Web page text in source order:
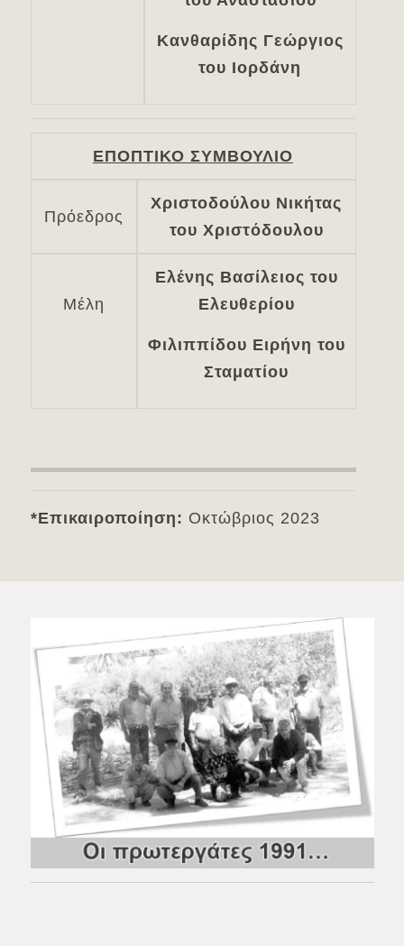
Κανθαρίδης Γεώργιος
του Ιορδάνη
ΕΠΟΠΤΙΚΟ ΣΥΜΒΟΥΛΙΟ
Πρόεδρος
Χριστοδούλου Νικήτας
του Χριστόδουλου
Μέλη
Ελένης Βασίλειος του
Ελευθερίου
Φιλιππίδου Ειρήνη του
Σταματίου
*Επικαιροποίηση: Οκτώβριος 2023